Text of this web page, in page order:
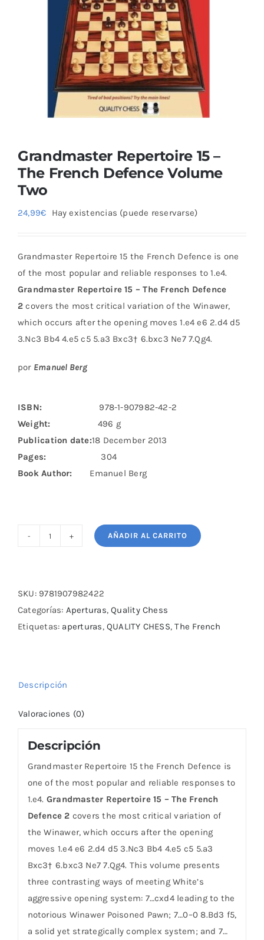
Grandmaster Repertoire 15 –
The French Defence Volume
Two
24,99€ Hay existencias (puede reservarse)
Grandmaster Repertoire 15 the French Defence is one
of the most popular and reliable responses to 1.e4.
Grandmaster Repertoire 15 – The French Defence
2 covers the most critical variation of the Winawer,
which occurs after the opening moves 1.e4 e6 2.d4 d5
3.Nc3 Bb4 4.e5 c5 5.a3 Bxc3† 6.bxc3 Ne7 7.Qg4.
por Emanuel Berg
ISBN: 978-1-907982-42-2
Weight: 496 g
Publication date:18 December 2013
Pages:304
Book Author: Emanuel Berg
Grandmaster
-
The
French
cantidad
AÑADIR AL CARRITO
SKU: 9781907982422
Categorías: Aperturas,Quality Chess
Etiquetas: aperturas, QUALITY CHESS,The French
Descripción
Valoraciones (0)
Descripción
Grandmaster Repertoire 15 the French Defence is
one of the most popular and reliable responses to
1.e4. Grandmaster Repertoire 15 – The French
Defence 2 covers the most critical variation of
the Winawer, which occurs after the opening
moves 1.e4 e6 2.d4 d5 3.Nc3 Bb4 4.e5 c5 5.a3
Bxc3† 6.bxc3 Ne7 7.Qg4. This volume presents
three contrasting ways of meeting White’s
aggressive opening system: 7…cxd4 leading to the
notorious Winawer Poisoned Pawn; 7…0–0 8.Bd3 f5,
a solid yet strategically complex system; and 7…